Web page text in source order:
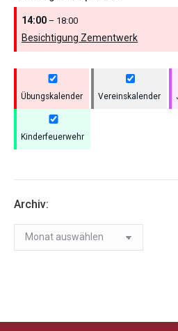
14:00 – 18:00
Besichtigung Zementwerk
Übungskalender Vereinskalender
Kinderfeuerwehr
Archiv:
Archiv: